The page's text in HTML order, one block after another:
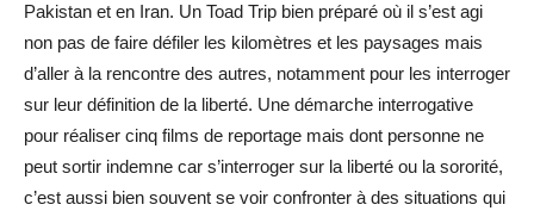
Pakistan et en Iran. Un Toad Trip bien préparé où il s’est agi
non pas de faire défiler les kilomètres et les paysages mais
d’aller à la rencontre des autres, notamment pour les interroger
sur leur définition de la liberté. Une démarche interrogative
pour réaliser cinq films de reportage mais dont personne ne
peut sortir indemne car s’interroger sur la liberté ou la sororité,
c’est aussi bien souvent se voir confronter à des situations qui